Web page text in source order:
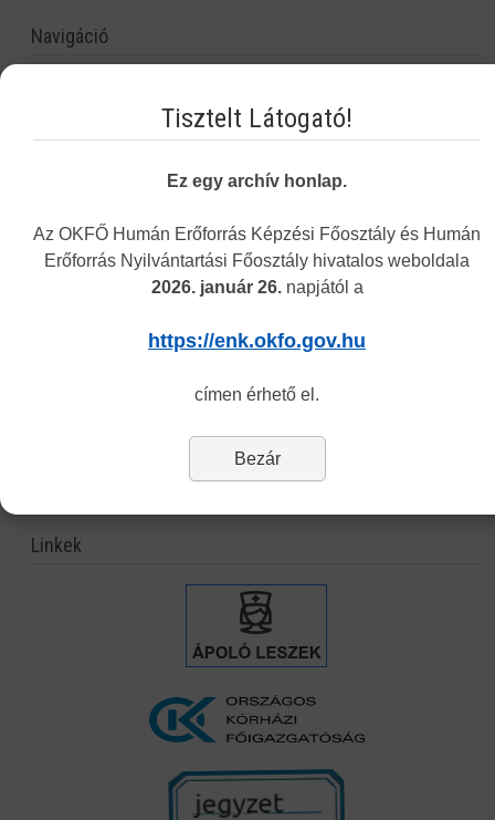
Navigáció
Intézményünkről
Alap- és Működési Kereső
Hagyományos kínai gyógyászati engedély nyilvántartása
Linkek
Tisztelt Látogató!
Ez egy archív honlap.
Az OKFŐ Humán Erőforrás Képzési Főosztály és Humán
Erőforrás Nyilvántartási Főosztály hivatalos weboldala
2026. január 26.napjától a
https://enk.okfo.gov.hu
címen érhető el.
Bezár